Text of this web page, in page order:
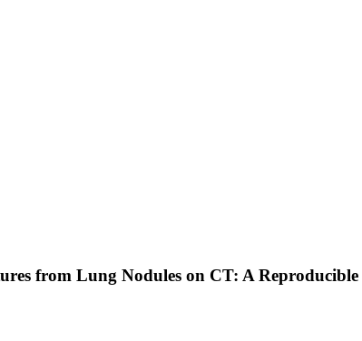
from Lung Nodules on CT: A